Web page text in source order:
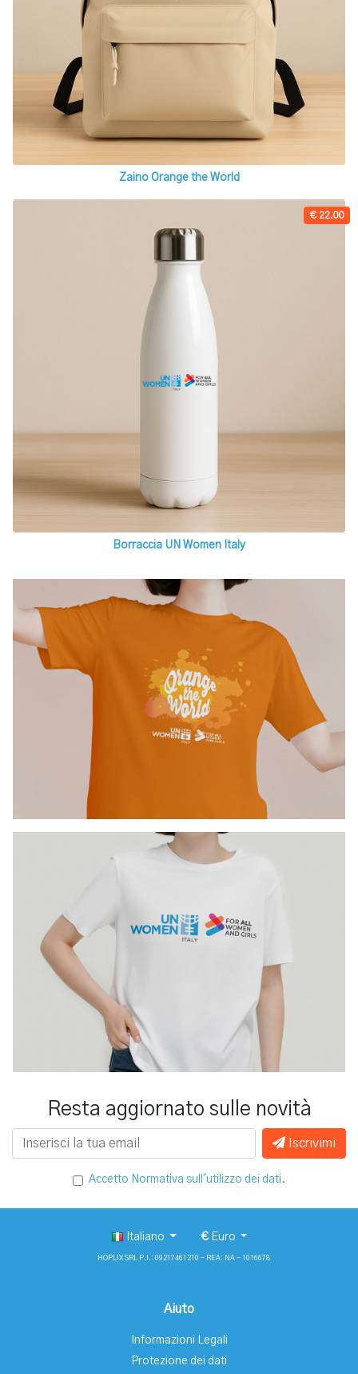
Zaino Orange the World
€ 22.00
Borraccia UN Women Italy
Resta aggiornato sulle novità
Iscrivimi
Accetto Normativa sull'utilizzo dei dati .
Italiano €Euro
HOPLIX SRL P.I.: 09217461210 - REA: NA - 1016678
Aiuto
Informazioni Legali
Protezione dei dati